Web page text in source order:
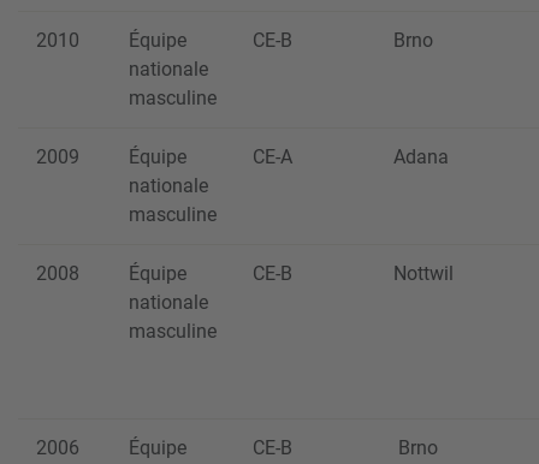
2010
Équipe
nationale
masculine
CE-B Brno
2009
Équipe
nationale
masculine
CE-A Adana
2008
Équipe
nationale
masculine
CE-B Nottwil
2006
Équipe
CE-B Brno